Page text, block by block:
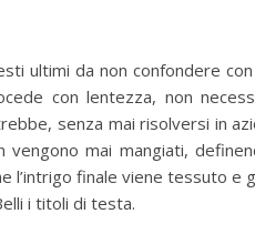
ultimi da non confondere
con lentezza, non
senza mai risolversi in
mai mangiati,
l’intrigo finale viene tessuto e
i titoli di testa.